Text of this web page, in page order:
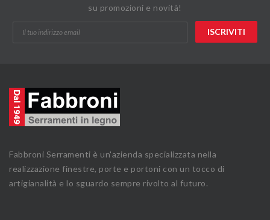
su promozioni e novità!
Fabbroni Serramenti è un'azienda specializzata nella
realizzazione finestre, porte e portoni con un tocco di
artigianalità e lo sguardo sempre rivolto al futuro.